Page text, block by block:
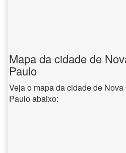
Mapa da cidade de
Paulo
Veja o mapa da cidade de
Paulo abaixo: